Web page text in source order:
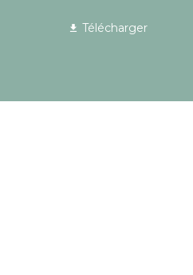
Télécharger